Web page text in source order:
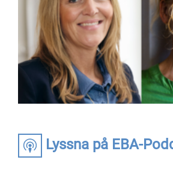
Lyssna på EBA-